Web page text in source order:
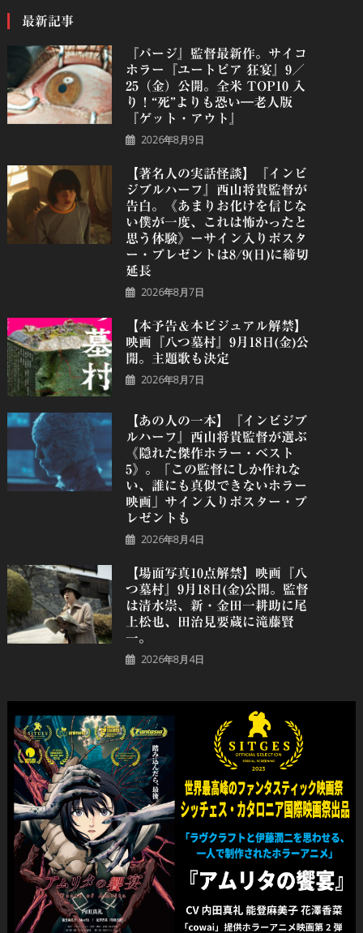
最新記事
『パージ』監督最新作。サイコ
ホラー『ユートピア 狂宴』9／
25（金）公開。全米 TOP10 入
り！“死”よりも恐い―老人版
『ゲット・アウト』
2026年8月9日
【著名人の実話怪談】『インビ
ジブルハーフ』⻄⼭将貴監督が
告白。《あまりお化けを信じな
い僕が一度、これは怖かったと
思う体験》ーサイン入りポスタ
ー・プレゼントは8/9(日)に締切
延長
2026年8月7日
【本予告＆本ビジュアル解禁】
映画『八つ墓村』9月18日(金)公
開。主題歌も決定
2026年8月7日
【あの人の一本】『インビジブ
ルハーフ』⻄⼭将貴監督が選ぶ
《隠れた傑作ホラー・ベスト
5》。「この監督にしか作れな
い、誰にも真似できないホラー
映画」サイン入りポスター・プ
レゼントも
2026年8月4日
【場面写真10点解禁】映画『八
つ墓村』9月18日(金)公開。監督
は清水崇、新・金田一耕助に尾
上松也、田治見要蔵に滝藤賢
一。
2026年8月4日